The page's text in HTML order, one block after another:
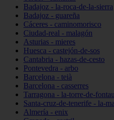
Badajoz - la-roca-de-la-sierra
Badajoz - guareña
Cáceres - caminomorisco
Ciudad-real - malagón
Asturias - mieres
Huesca - castejón-de-sos
Cantabria - hazas-de-cesto
Pontevedra - arbo
Barcelona - teià
Barcelona - casserres
Tarragona - la-torre-de-
Santa-cruz-de-tenerife - la-
Almería - enix